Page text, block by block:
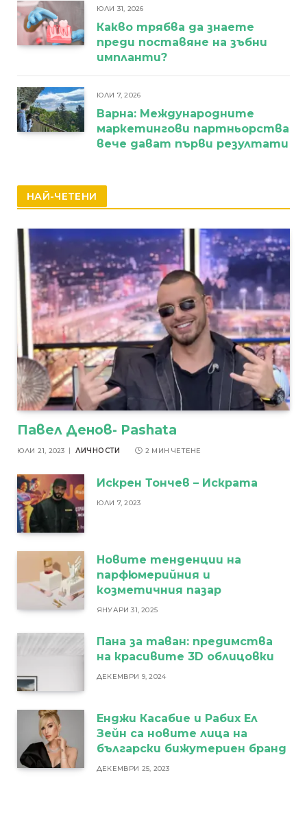
ЮЛИ 31, 2026
Какво трябва да знаете
преди поставяне на зъбни
импланти?
ЮЛИ 7, 2026
Варна: Международните
маркетингови партньорства
вече дават първи резултати
НАЙ-ЧЕТЕНИ
Павел Денов- Pashata
ЮЛИ 21, 2023 ЛИЧНОСТИ 2 МИН ЧЕТЕНЕ
Искрен Тончев – Искрата
ЮЛИ 7, 2023
Новите тенденции на
парфюмерийния и
козметичния пазар
ЯНУАРИ 31, 2025
Пана за таван: предимства
на красивите 3D облицовки
ДЕКЕМВРИ 9, 2024
Енджи Касабие и Рабих Ел
Зейн са новите лица на
български бижутериен бранд
ДЕКЕМВРИ 25, 2023